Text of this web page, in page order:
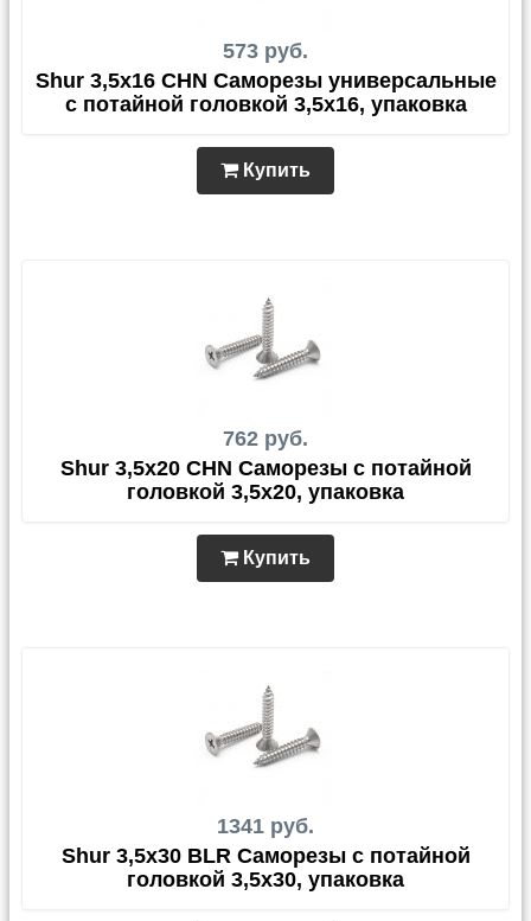
573 руб.
Shur 3,5x16 CHN Саморезы универсальные
с потайной головкой 3,5x16, упаковка
Купить
762 руб.
Shur 3,5x20 CHN Саморезы с потайной
головкой 3,5x20, упаковка
Купить
1341 руб.
Shur 3,5x30 BLR Саморезы с потайной
головкой 3,5x30, упаковка